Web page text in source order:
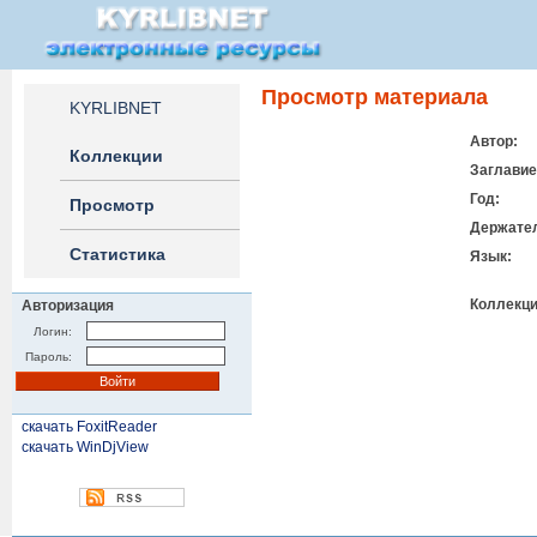
KYRLIBNET
Коллекции
Просмотр
Статистика
Авторизация
Логин:
Пароль:
скачать FoxitReader
скачать WinDjView
Просмотр материала
Автор:
Год:
Язык: